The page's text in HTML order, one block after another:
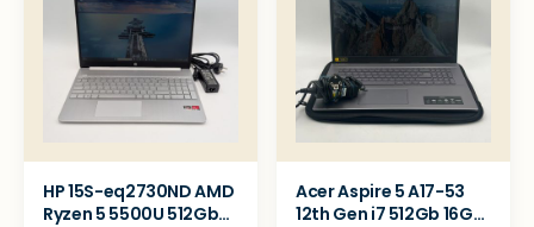
HP 15S-eq2730ND AMD
Ryzen 5 5500U 512Gb
Acer Aspire 5 A17-53
12th Gen i7 512Gb 16GB